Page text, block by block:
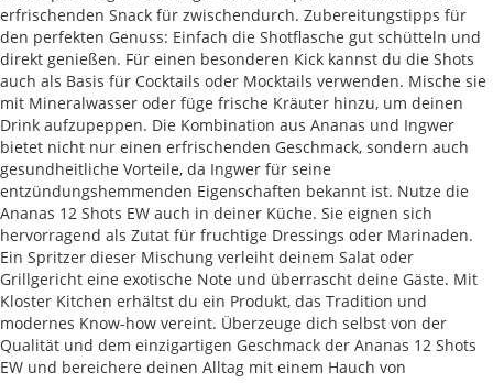
erfrischenden Snack für zwischendurch. Zubereitungstipps für
den perfekten Genuss: Einfach die Shotflasche gut schütteln und
direkt genießen. Für einen besonderen Kick kannst du die Shots
auch als Basis für Cocktails oder Mocktails verwenden. Mische sie
mit Mineralwasser oder füge frische Kräuter hinzu, um deinen
Drink aufzupeppen. Die Kombination aus Ananas und Ingwer
bietet nicht nur einen erfrischenden Geschmack, sondern auch
gesundheitliche Vorteile, da Ingwer für seine
entzündungshemmenden Eigenschaften bekannt ist. Nutze die
Ananas 12 Shots EW auch in deiner Küche. Sie eignen sich
hervorragend als Zutat für fruchtige Dressings oder Marinaden.
Ein Spritzer dieser Mischung verleiht deinem Salat oder
Grillgericht eine exotische Note und überrascht deine Gäste. Mit
Kloster Kitchen erhältst du ein Produkt, das Tradition und
modernes Know-how vereint. Überzeuge dich selbst von der
Qualität und dem einzigartigen Geschmack der Ananas 12 Shots
EW und bereichere deinen Alltag mit einem Hauch von